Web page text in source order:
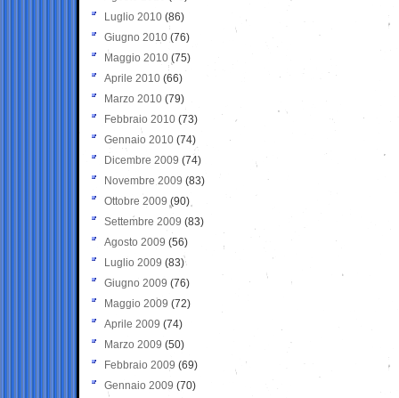
Luglio 2010 (86)
Giugno 2010 (76)
Maggio 2010 (75)
Aprile 2010 (66)
Marzo 2010 (79)
Febbraio 2010 (73)
Gennaio 2010 (74)
Dicembre 2009 (74)
Novembre 2009 (83)
Ottobre 2009 (90)
Settembre 2009 (83)
Agosto 2009 (56)
Luglio 2009 (83)
Giugno 2009 (76)
Maggio 2009 (72)
Aprile 2009 (74)
Marzo 2009 (50)
Febbraio 2009 (69)
Gennaio 2009 (70)